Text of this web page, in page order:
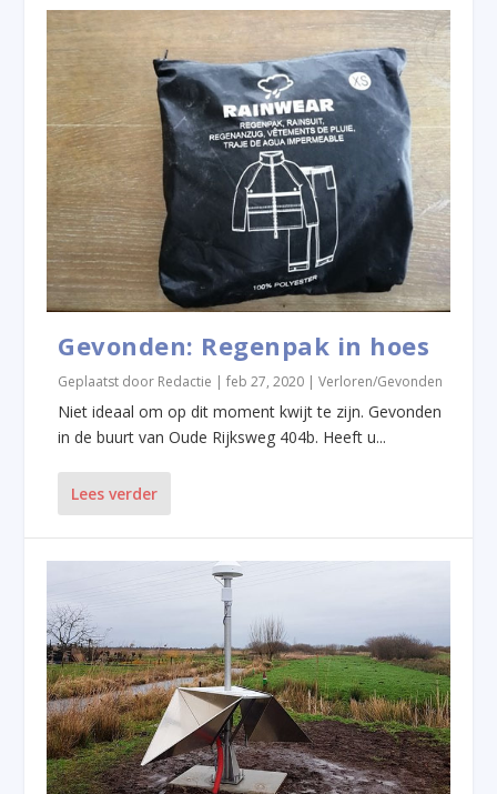
Gevonden: Regenpak in hoes
Geplaatst door Redactie |feb 27, 2020 |Verloren/Gevonden
Niet ideaal om op dit moment kwijt te zijn. Gevonden
in de buurt van Oude Rijksweg 404b. Heeft u...
Lees verder